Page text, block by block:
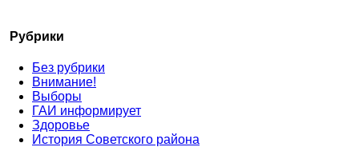
Рубрики
Без рубрики
Внимание!
Выборы
ГАИ информирует
Здоровье
История Советского района